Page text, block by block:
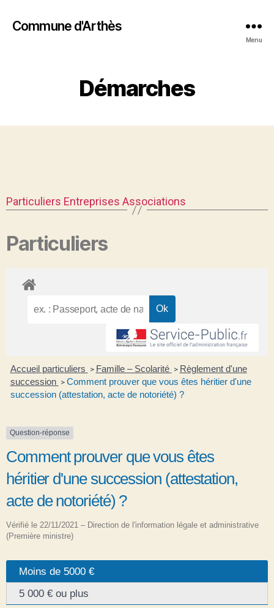
Commune d'Arthès
Menu
Démarches
Particuliers Entreprises Associations
Particuliers
Accueil particuliers > Famille – Scolarité > Règlement d'une
succession > Comment prouver que vous êtes héritier d'une
succession (attestation, acte de notoriété) ?
Question-réponse
Comment prouver que vous êtes
héritier d'une succession (attestation,
acte de notoriété) ?
Vérifié le 22/11/2021 – Direction de l'information légale et administrative
(Première ministre)
Moins de 5000 €
5 000 € ou plus